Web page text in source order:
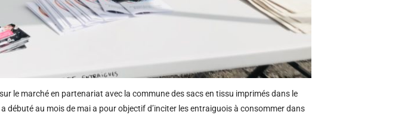
le marché en partenariat avec la commune des sacs en tissu imprimés dans le
au mois de mai a pour objectif d’inciter les entraiguois à consommer dans